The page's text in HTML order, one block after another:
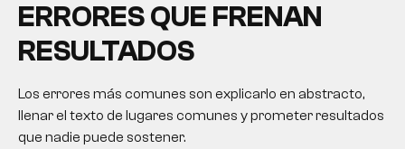
ERRORES QUE FRENAN
RESULTADOS
Los errores más comunes son explicarlo en abstracto,
llenar el texto de lugares comunes y prometer resultados
que nadie puede sostener.